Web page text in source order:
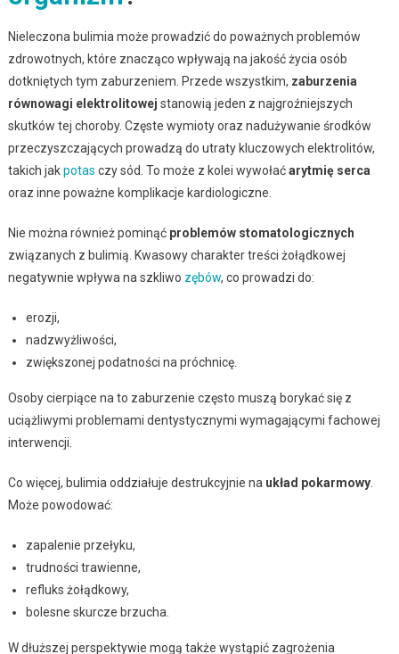
Nieleczona bulimia może prowadzić do poważnych problemów
zdrowotnych, które znacząco wpływają na jakość życia osób
dotkniętych tym zaburzeniem. Przede wszystkim, zaburzenia
równowagi elektrolitowej stanowią jeden z najgroźniejszych
skutków tej choroby. Częste wymioty oraz nadużywanie środków
przeczyszczających prowadzą do utraty kluczowych elektrolitów,
takich jakpotas czy sód. To może z kolei wywołaćarytmię serca
oraz inne poważne komplikacje kardiologiczne.
Nie można również pominąć problemów stomatologicznych
związanych z bulimią. Kwasowy charakter treści żołądkowej
negatywnie wpływa na szkliwo zębów, co prowadzi do:
erozji,
nadzwyżliwości,
zwiększonej podatności na próchnicę.
Osoby cierpiące na to zaburzenie często muszą borykać się z
uciążliwymi problemami dentystycznymi wymagającymi fachowej
interwencji.
Co więcej, bulimia oddziałuje destrukcyjnie na układ pokarmowy.
Może powodować:
zapalenie przełyku,
trudności trawienne,
refluks żołądkowy,
bolesne skurcze brzucha.
W dłuższej perspektywie mogą także wystąpić zagrożenia